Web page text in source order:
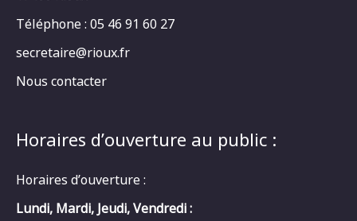
Téléphone : 05 46 91 60 27
secretaire@rioux.fr
Nous contacter
Horaires d’ouverture au public :
Horaires d’ouverture :
Lundi, Mardi, Jeudi, Vendredi :